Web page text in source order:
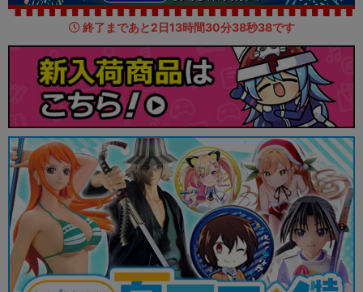
終了まであと2日13時間30分37秒29です